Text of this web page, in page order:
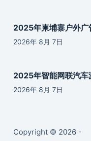
2025年柬埔寨户外
2026年 8月 7日
2025年智能网联汽
2026年 8月 7日
Copyright © 2026 -